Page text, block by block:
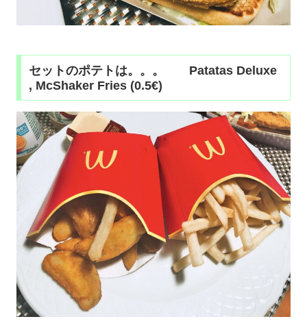
セットのポテトは。。。 Patatas Deluxe
, McShaker Fries (0.5€)